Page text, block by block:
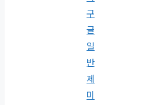
구
글
일
반
제
미